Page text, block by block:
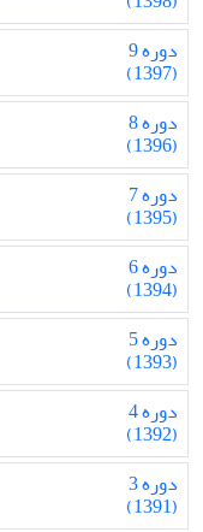
دوره 9
(1397)
دوره 8
(1396)
دوره 7
(1395)
دوره 6
(1394)
دوره 5
(1393)
دوره 4
(1392)
دوره 3
(1391)